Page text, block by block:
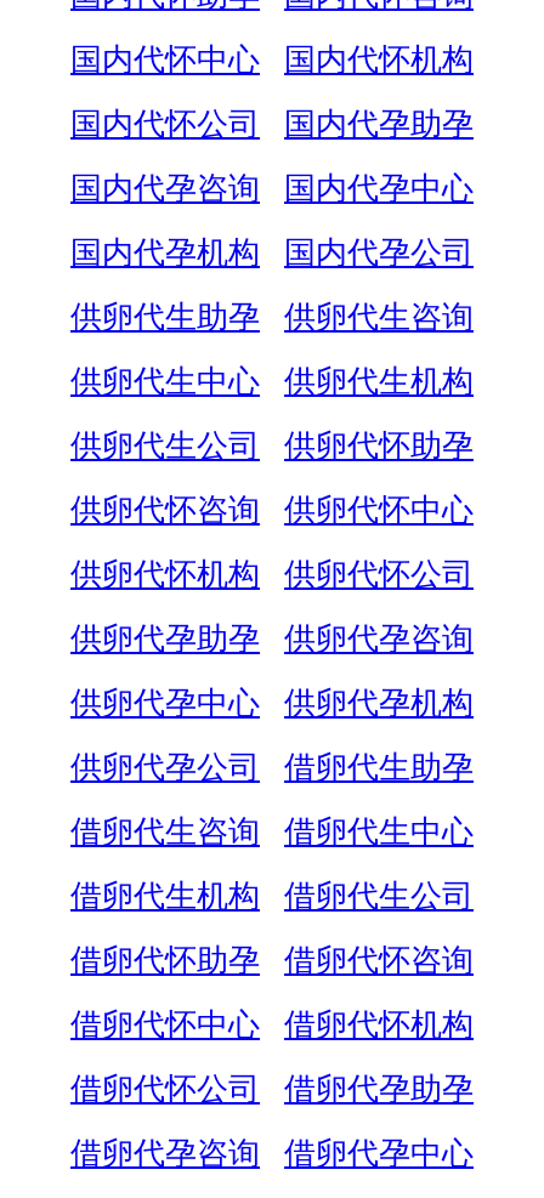
国内代怀中心
国内代怀机构
国内代怀公司
国内代孕助孕
国内代孕咨询
国内代孕中心
国内代孕机构
国内代孕公司
供卵代生助孕
供卵代生咨询
供卵代生中心
供卵代生机构
供卵代生公司
供卵代怀助孕
供卵代怀咨询
供卵代怀中心
供卵代怀机构
供卵代怀公司
供卵代孕助孕
供卵代孕咨询
供卵代孕中心
供卵代孕机构
供卵代孕公司
借卵代生助孕
借卵代生咨询
借卵代生中心
借卵代生机构
借卵代生公司
借卵代怀助孕
借卵代怀咨询
借卵代怀中心
借卵代怀机构
借卵代怀公司
借卵代孕助孕
借卵代孕咨询
借卵代孕中心